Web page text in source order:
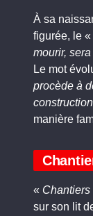
À sa
figurée, le «
mourir,
Le mot
procède à
construction
manière
«
sur son lit